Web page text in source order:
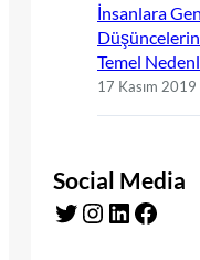
İnsanlara
Düşüncelerin
Temel
17 Kasım 2019
Social Media
Twitter Instagram LinkedIn Facebook